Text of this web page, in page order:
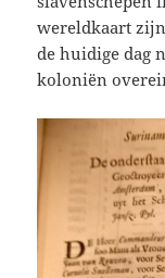
wereldkaart
de huidige dag
koloniën